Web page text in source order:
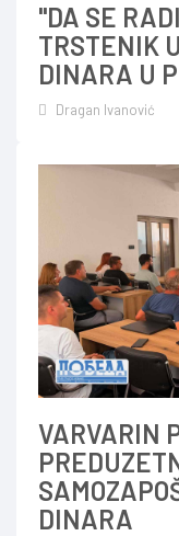
"DA SE
TRSTENIK
DINARA U
Dragan Ivanović
VARVARIN
DINARA